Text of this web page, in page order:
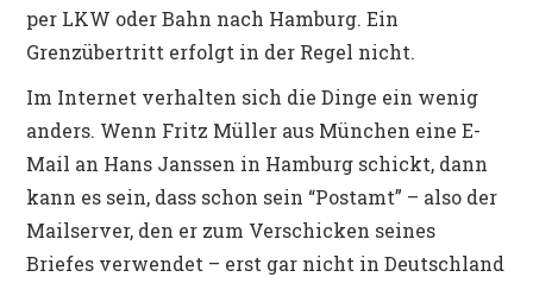
per LKW oder Bahn nach Hamburg. Ein
Grenzübertritt erfolgt in der Regel nicht.
Im Internet verhalten sich die Dinge ein wenig
anders. Wenn Fritz Müller aus München eine E-
Mail an Hans Janssen in Hamburg schickt, dann
kann es sein, dass schon sein “Postamt” – also der
Mailserver, den er zum Verschicken seines
Briefes verwendet – erst gar nicht in Deutschland